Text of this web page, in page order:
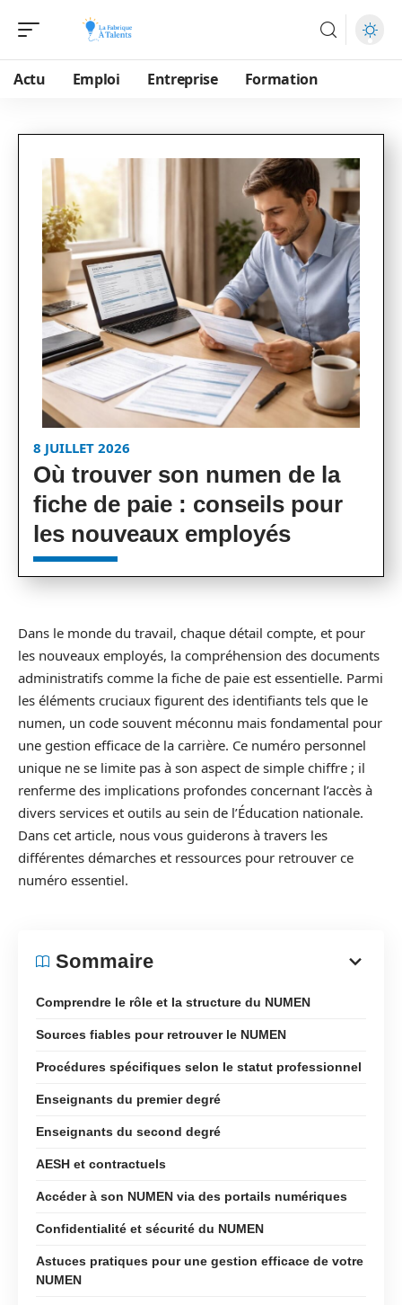
Actu Emploi Entreprise Formation
8 JUILLET 2026
Où trouver son numen de la
fiche de paie : conseils pour
les nouveaux employés
Dans le monde du travail, chaque détail compte, et pour
les nouveaux employés, la compréhension des documents
administratifs comme la fiche de paie est essentielle. Parmi
les éléments cruciaux figurent des identifiants tels que le
numen, un code souvent méconnu mais fondamental pour
une gestion efficace de la carrière. Ce numéro personnel
unique ne se limite pas à son aspect de simple chiffre ; il
renferme des implications profondes concernant l’accès à
divers services et outils au sein de l’Éducation nationale.
Dans cet article, nous vous guiderons à travers les
différentes démarches et ressources pour retrouver ce
numéro essentiel.
Sommaire
Comprendre le rôle et la structure du NUMEN
Sources fiables pour retrouver le NUMEN
Procédures spécifiques selon le statut professionnel
Enseignants du premier degré
Enseignants du second degré
AESH et contractuels
Accéder à son NUMEN via des portails numériques
Confidentialité et sécurité du NUMEN
Astuces pratiques pour une gestion efficace de votre
NUMEN